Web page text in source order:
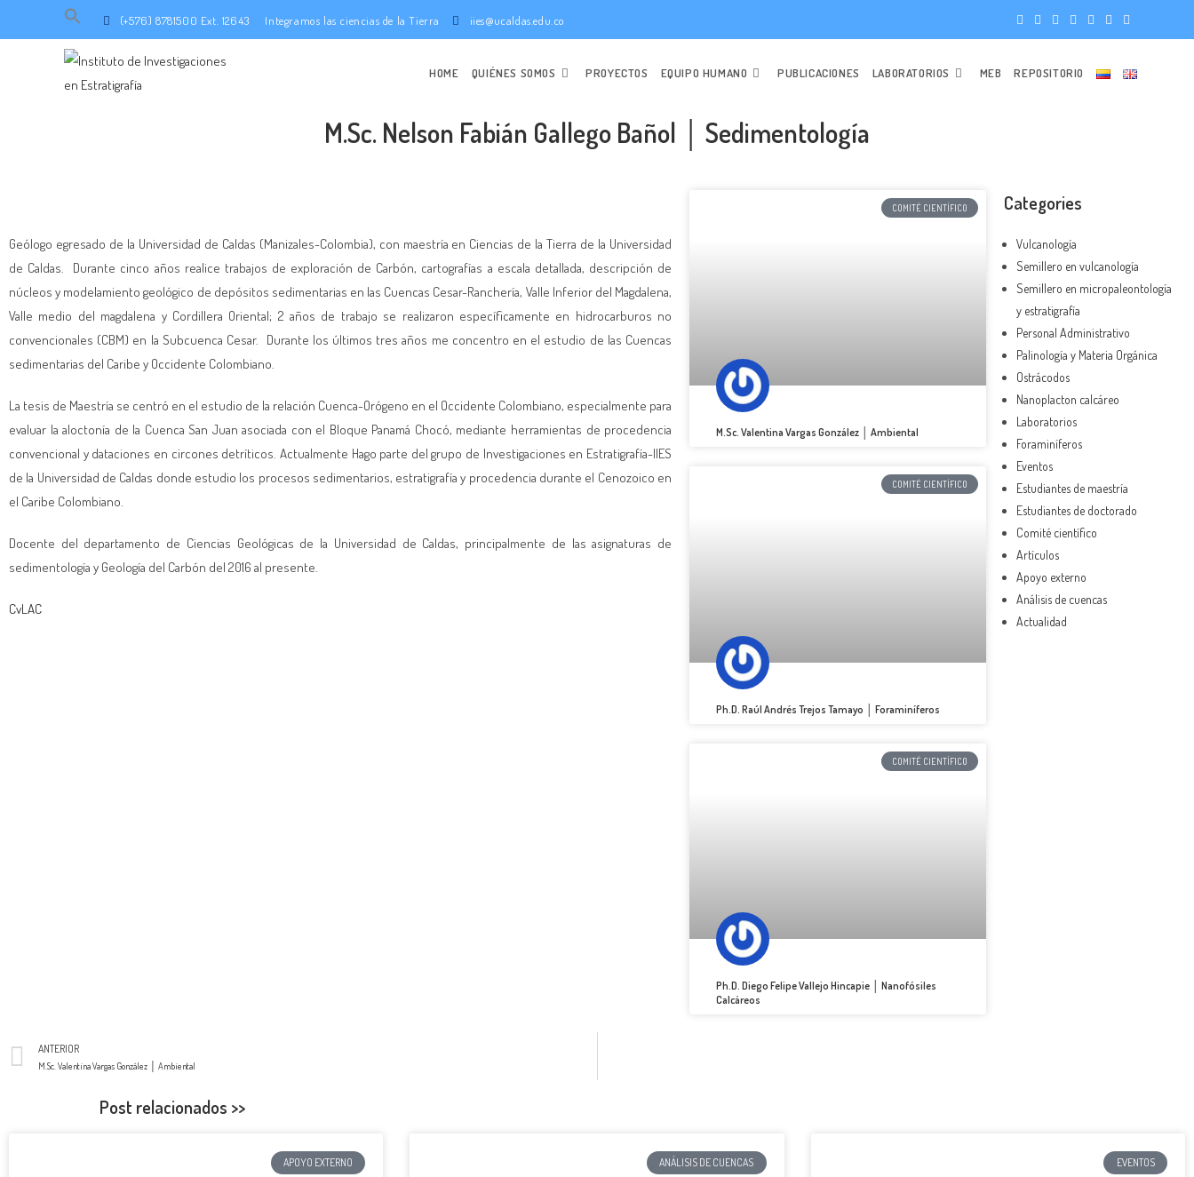
Search
(+576) 8781500 Ext. 12643 Integramos las ciencias de la Tierra iies@ucaldas.edu.co
HOME QUIÉNES SOMOS PROYECTOS EQUIPO HUMANO PUBLICACIONES LABORATORIOS MEB REPOSITORIO
M.Sc. Nelson Fabián Gallego Bañol │ Sedimentología
Geólogo egresado de la Universidad de Caldas (Manizales-Colombia), con maestría en Ciencias de la Tierra de la Universidad
de Caldas. Durante cinco años realice trabajos de exploración de Carbón, cartografías a escala detallada, descripción de
núcleos y modelamiento geológico de depósitos sedimentarias en las Cuencas Cesar-Ranchería, Valle Inferior del Magdalena,
Valle medio del magdalena y Cordillera Oriental; 2 años de trabajo se realizaron específicamente en hidrocarburos no
convencionales (CBM) en la Subcuenca Cesar. Durante los últimos tres años me concentro en el estudio de las Cuencas
sedimentarias del Caribe y Occidente Colombiano.
La tesis de Maestría se centró en el estudio de la relación Cuenca-Orógeno en el Occidente Colombiano, especialmente para
evaluar la aloctonía de la Cuenca San Juan asociada con el Bloque Panamá Chocó, mediante herramientas de procedencia
convencional y dataciones en circones detríticos. Actualmente Hago parte del grupo de Investigaciones en Estratigrafía-IIES
de la Universidad de Caldas donde estudio los procesos sedimentarios, estratigrafía y procedencia durante el Cenozoico en
el Caribe Colombiano.
Docente del departamento de Ciencias Geológicas de la Universidad de Caldas, principalmente de las asignaturas de
sedimentología y Geología del Carbón del 2016 al presente.
CvLAC
COMITÉ CIENTÍFICO
M.Sc. Valentina Vargas González │ Ambiental
COMITÉ CIENTÍFICO
Ph.D. Raúl Andrés Trejos Tamayo │ Foraminíferos
COMITÉ CIENTÍFICO
Ph.D. Diego Felipe Vallejo Hincapie │ Nanofósiles
Calcáreos
Categories
Vulcanología
Semillero en vulcanología
Semillero en micropaleontología
y estratigrafía
Personal Administrativo
Palinología y Materia Orgánica
Ostrácodos
Nanoplacton calcáreo
Laboratorios
Foraminíferos
Eventos
Estudiantes de maestría
Estudiantes de doctorado
Comité científico
Artículos
Apoyo externo
Análisis de cuencas
Actualidad
ANTERIOR
M.Sc. Valentina Vargas González │ Ambiental
Post relacionados >>
APOYO EXTERNO ANÁLISIS DE CUENCAS EVENTOS